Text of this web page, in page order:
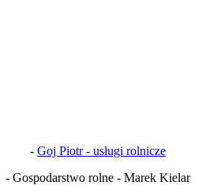
- Goj Piotr - usługi rolnicze
- Gospodarstwo rolne - Marek Kielar